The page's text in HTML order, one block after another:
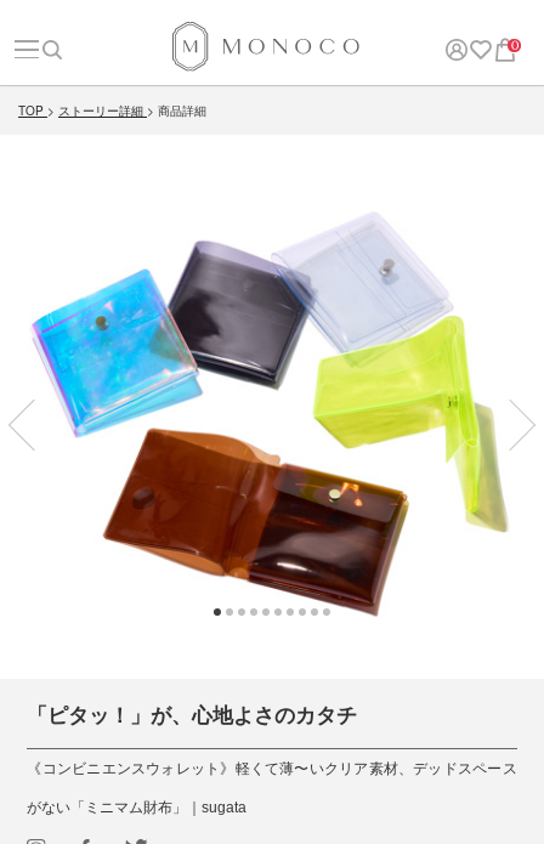
0
TOP ストーリー詳細 商品詳細
「ピタッ！」が、心地よさのカタチ
《コンビニエンスウォレット》軽くて薄〜いクリア素材、デッドスペース
がない「ミニマム財布」｜sugata